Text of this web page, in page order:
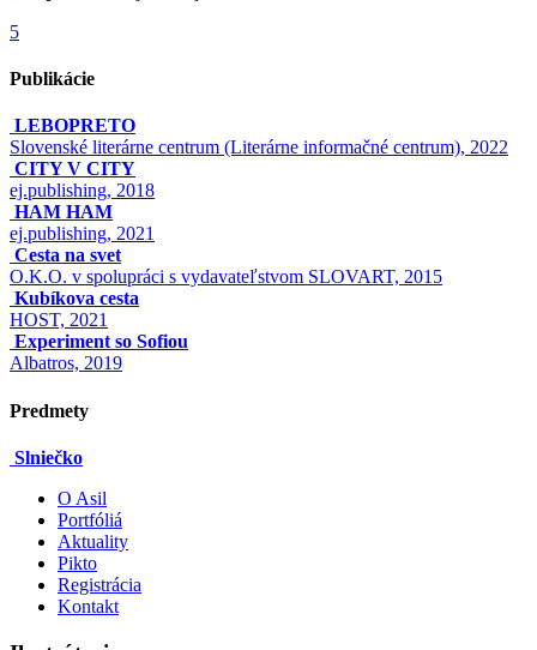
5
Publikácie
LEBOPRETO
Slovenské literárne centrum (Literárne informačné centrum), 2022
CITY V CITY
ej.publishing, 2018
HAM HAM
ej.publishing, 2021
Cesta na svet
O.K.O. v spolupráci s vydavateľstvom SLOVART, 2015
Kubíkova cesta
HOST, 2021
Experiment so Sofiou
Albatros, 2019
Predmety
Slniečko
O Asil
Portfóliá
Aktuality
Pikto
Registrácia
Kontakt